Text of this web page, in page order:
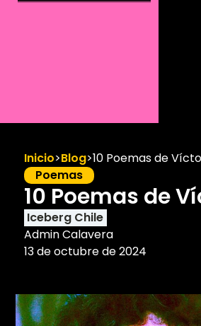
Inicio>Blog>10 Poemas de
Poemas
10 Poemas de
Iceberg Chile
Admin Calavera
13 de octubre de 2024